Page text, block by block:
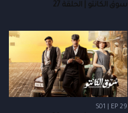
سوق الكانتو | الحلقة 27
S01 | EP 29